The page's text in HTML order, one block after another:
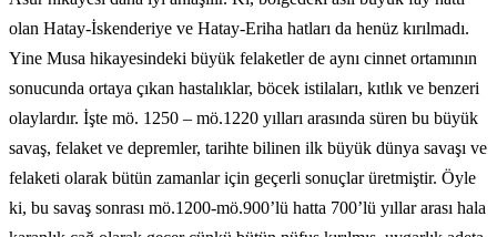
olan Hatay-İskenderiye ve Hatay-Eriha hatları da henüz kırılmadı.
Yine Musa hikayesindeki büyük felaketler de aynı cinnet ortamının
sonucunda ortaya çıkan hastalıklar, böcek istilaları, kıtlık ve benzeri
olaylardır. İşte mö. 1250 – mö.1220 yılları arasında süren bu büyük
savaş, felaket ve depremler, tarihte bilinen ilk büyük dünya savaşı ve
felaketi olarak bütün zamanlar için geçerli sonuçlar üretmiştir. Öyle
ki, bu savaş sonrası mö.1200-mö.900’lü hatta 700’lü yıllar arası hala